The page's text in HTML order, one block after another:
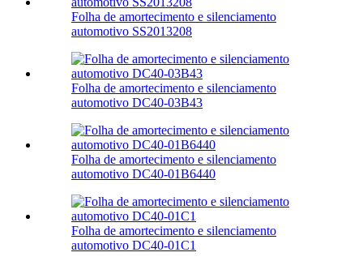
Folha de amortecimento e silenciamento
automotivo SS2013208
Folha de amortecimento e silenciamento
automotivo DC40-03B43
Folha de amortecimento e silenciamento
automotivo DC40-01B6440
Folha de amortecimento e silenciamento
automotivo DC40-01C1